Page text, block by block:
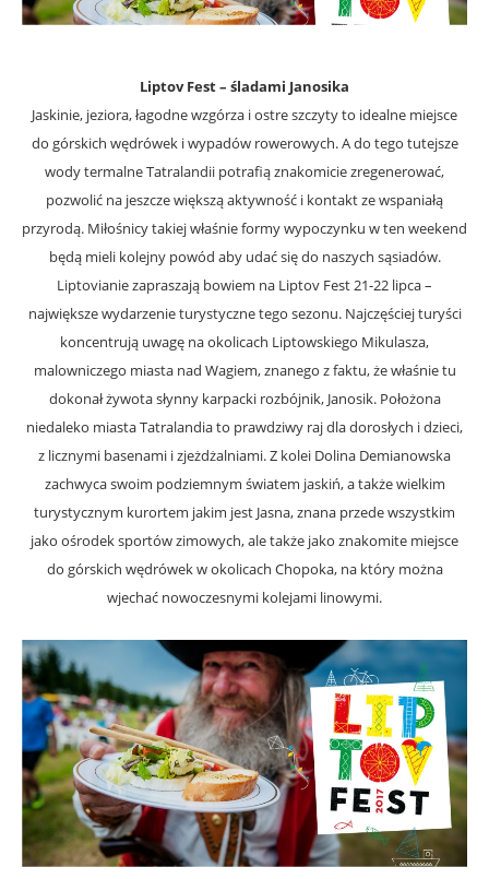
Liptov Fest – śladami Janosika
Jaskinie, jeziora, łagodne wzgórza i ostre szczyty to idealne miejsce
do górskich wędrówek i wypadów rowerowych. A do tego tutejsze
wody termalne Tatralandii potrafią znakomicie zregenerować,
pozwolić na jeszcze większą aktywność i kontakt ze wspaniałą
przyrodą. Miłośnicy takiej właśnie formy wypoczynku w ten weekend
będą mieli kolejny powód aby udać się do naszych sąsiadów.
Liptovianie zapraszają bowiem na Liptov Fest 21-22 lipca –
największe wydarzenie turystyczne tego sezonu. Najczęściej turyści
koncentrują uwagę na okolicach Liptowskiego Mikulasza,
malowniczego miasta nad Wagiem, znanego z faktu, że właśnie tu
dokonał żywota słynny karpacki rozbójnik, Janosik. Położona
niedaleko miasta Tatralandia to prawdziwy raj dla dorosłych i dzieci,
z licznymi basenami i zjeżdżalniami. Z kolei Dolina Demianowska
zachwyca swoim podziemnym światem jaskiń, a także wielkim
turystycznym kurortem jakim jest Jasna, znana przede wszystkim
jako ośrodek sportów zimowych, ale także jako znakomite miejsce
do górskich wędrówek w okolicach Chopoka, na który można
wjechać nowoczesnymi kolejami linowymi.